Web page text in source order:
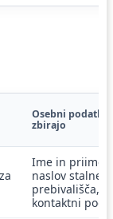
Osebni podatki,
zbirajo
Ime in priimek
naslov
prebivališča,
kontaktni